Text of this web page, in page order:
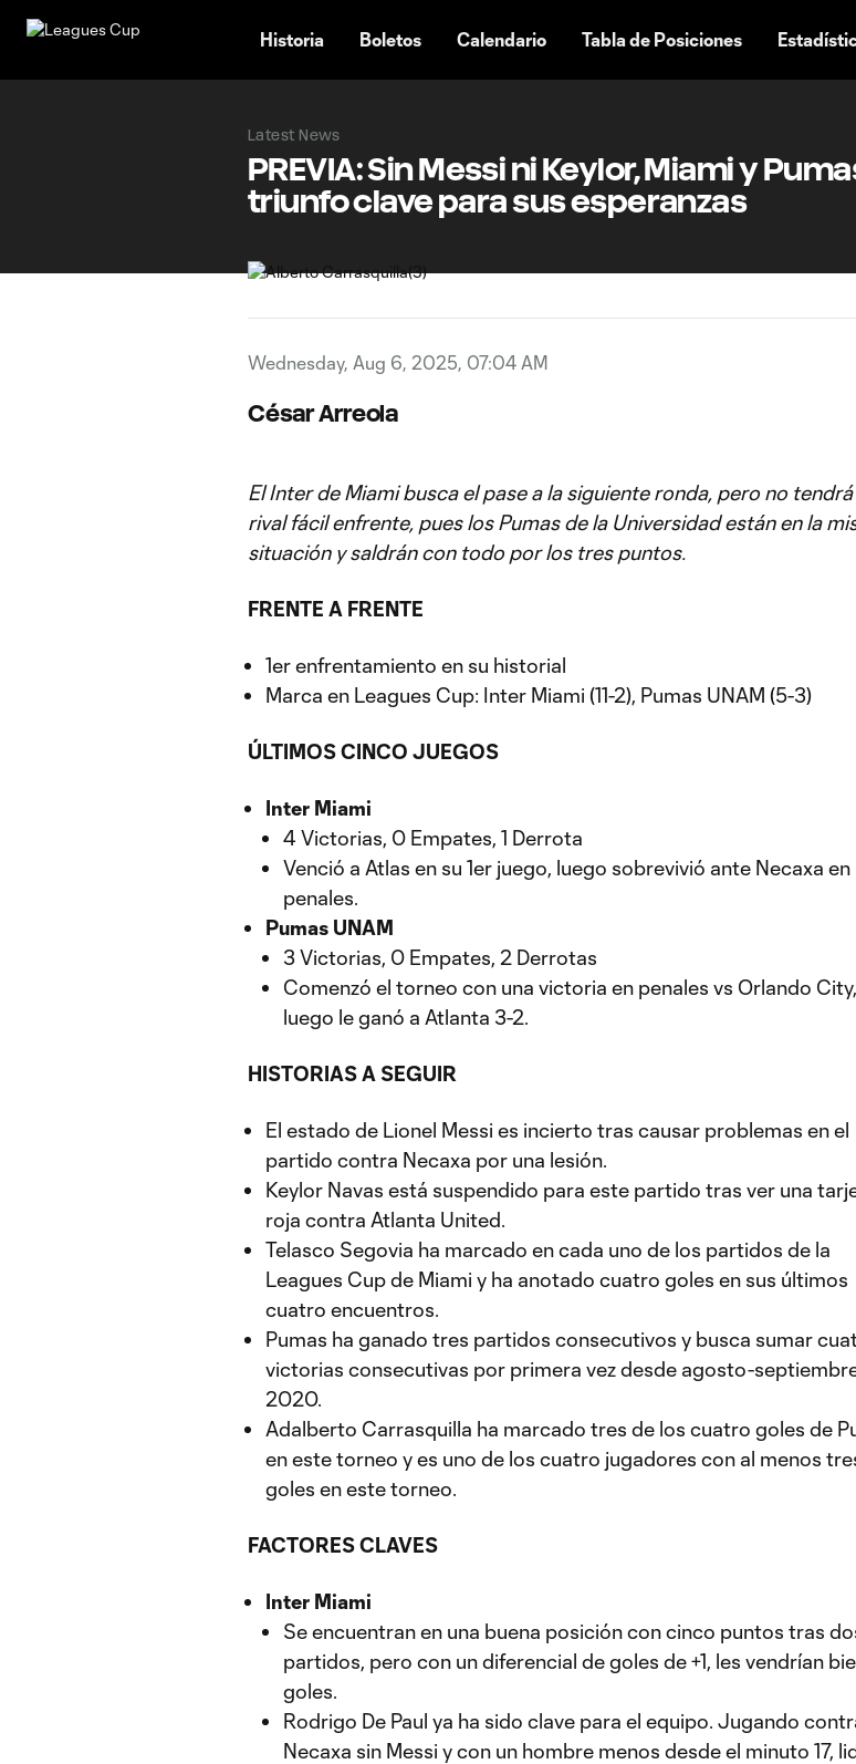
Historia Boletos Calendario Tabla de Posiciones
Latest News
PREVIA: Sin Messi ni Keylor, Miami y
triunfo clave para sus esperanzas
Wednesday, Aug 6, 2025, 07:04 AM
César Arreola
El Inter de Miami busca el pase a la siguiente ronda, pero no tendrá
rival fácil enfrente, pues los Pumas de la Universidad están en la
situación y saldrán con todo por los tres puntos.
FRENTE A FRENTE
1er enfrentamiento en su historial
Marca en Leagues Cup: Inter Miami (11-2), Pumas UNAM (5-3)
ÚLTIMOS CINCO JUEGOS
Inter Miami
4 Victorias, 0 Empates, 1 Derrota
Venció a Atlas en su 1er juego, luego sobrevivió ante Necaxa en
penales.
Pumas UNAM
3 Victorias, 0 Empates, 2 Derrotas
Comenzó el torneo con una victoria en penales vs Orlando City,
luego le ganó a Atlanta 3-2.
HISTORIAS A SEGUIR
El estado de Lionel Messi es incierto tras causar problemas en el
partido contra Necaxa por una lesión.
Keylor Navas está suspendido para este partido tras ver una
roja contra Atlanta United.
Telasco Segovia ha marcado en cada uno de los partidos de la
Leagues Cup de Miami y ha anotado cuatro goles en sus últimos
cuatro encuentros.
Pumas ha ganado tres partidos consecutivos y busca sumar
victorias consecutivas por primera vez desde agosto-
2020.
Adalberto Carrasquilla ha marcado tres de los cuatro goles de
en este torneo y es uno de los cuatro jugadores con al menos
goles en este torneo.
FACTORES CLAVES
Inter Miami
Se encuentran en una buena posición con cinco puntos tras
partidos, pero con un diferencial de goles de +1, les vendrían
goles.
Rodrigo De Paul ya ha sido clave para el equipo. Jugando
Necaxa sin Messi y con un hombre menos desde el minuto 17,